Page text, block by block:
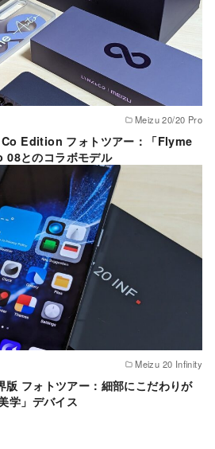
Meizu 20/20 Pro
Edition フォトツアー：「Flyme
とのコラボモデル
Meizu 20 Infinity
フォトツアー：細部にこだわりが
学」デバイス